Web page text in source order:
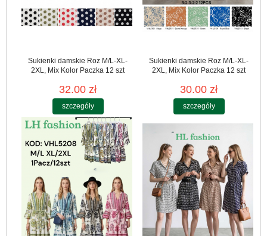
Sukienki damskie Roz M/L-XL-
2XL, Mix Kolor Paczka 12 szt
32.00 zł
szczegóły
Sukienki damskie Roz M/L-XL-
2XL, Mix Kolor Paczka 12 szt
30.00 zł
szczegóły